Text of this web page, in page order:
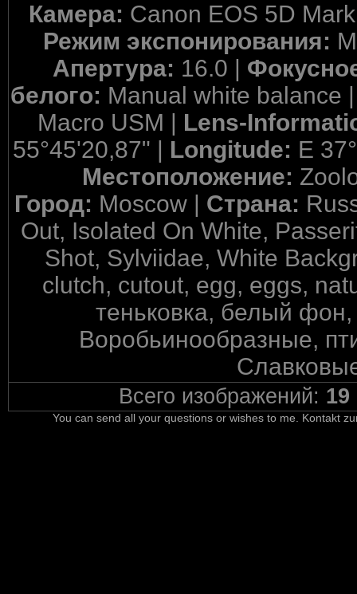
Камера: Canon EOS 5D
Режим экспонирования:
Апертура: 16.0 |
белого: Manual white balance
Macro USM | Lens-
55°45'20,87" | Longitude: E
Местоположение:
Город: Moscow | Страна:
Out, Isolated On White,
Shot, Sylviidae, White
clutch, cutout, egg, eggs,
теньковка, белый
Воробьинообразные,
Всего изображений: 19
You can send all your questions or wishes to me. Kontakt